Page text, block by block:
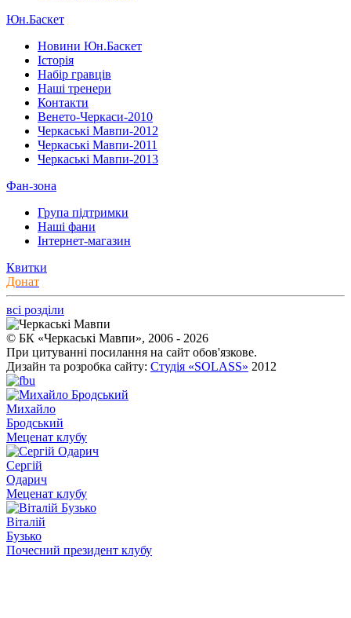
Юн.Баскет
Новини Юн.Баскет
Історія
Набір гравців
Наші тренери
Контакти
Венето-Черкаси-2010
Черкаські Мавпи-2012
Черкаські Мавпи-2011
Черкаські Мавпи-2013
Фан-зона
Група підтримки
Наші фани
Інтернет-магазин
Квитки
Донат
всі розділи
© БК «Черкаські Мавпи», 2006 - 2026
При цитуванні посилання на сайт обов'язкове.
Дизайн та розробка сайту: Студія «SOLASS» 2012
Михайло
Бродський
Меценат клубу
Сергій
Одарич
Меценат клубу
Віталій
Бузько
Почесний президент клубу